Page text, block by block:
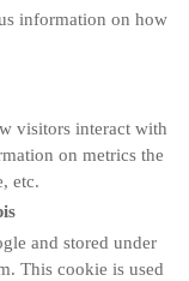
information on how
visitors interact with
on metrics the
etc.
and stored under
This cookie is used